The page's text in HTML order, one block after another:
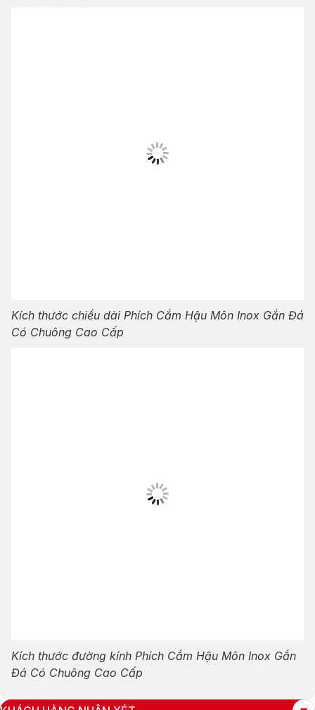
Kích thước chiều dài Phích Cắm Hậu Môn Inox Gắn Đá
Có Chuông Cao Cấp
Kích thước đường kính Phích Cắm Hậu Môn Inox Gắn
Đá Có Chuông Cao Cấp